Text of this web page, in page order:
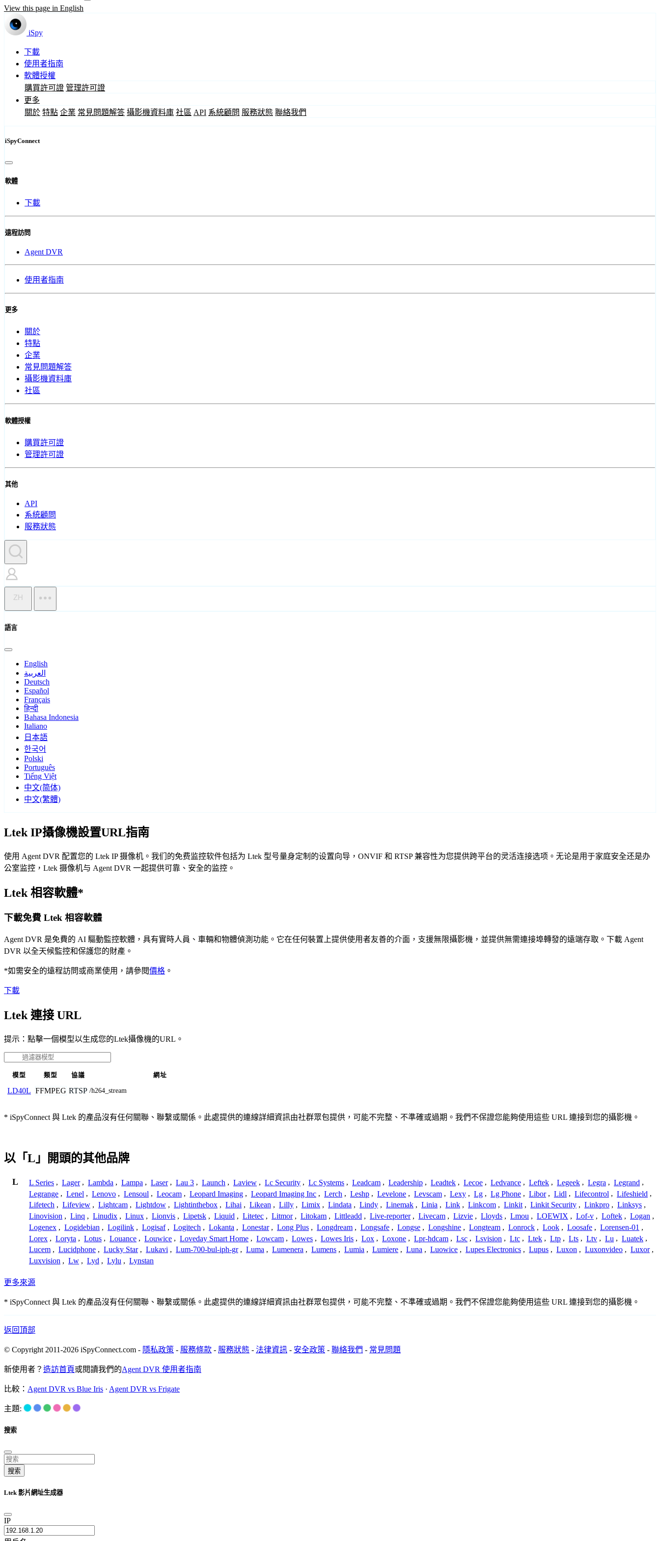
View this page in English
iSpy
下載
使用者指南
軟體授權
購買許可證 管理許可證
更多
關於 特點 企業 常見問題解答 攝影機資料庫 社區 API 系統顧問 服務狀態 聯絡我們
iSpyConnect
軟體
下載
遠程訪問
Agent DVR
使用者指南
更多
關於
特點
企業
常見問題解答
攝影機資料庫
社區
軟體授權
購買許可證
管理許可證
其他
API
系統顧問
服務狀態
ZH
語言
English
العربية
Deutsch
Español
Français
हिन्दी
Bahasa Indonesia
Italiano
日本語
한국어
Polski
Português
Tiếng Việt
中文(简体)
中文(繁體)
Ltek IP攝像機設置URL指南
使用 Agent DVR 配置您的 Ltek IP 摄像机。我们的免费监控软件包括为 Ltek 型号量身定制的设置向导，ONVIF 和 RTSP 兼容性为您提供跨平台的灵活连接选项。无论是用于家庭安全还是办
公室监控，Ltek 摄像机与 Agent DVR 一起提供可靠、安全的监控。
Ltek 相容軟體*
下載免費 Ltek 相容軟體
Agent DVR 是免費的 AI 驅動監控軟體，具有實時人員、車輛和物體偵測功能。它在任何裝置上提供使用者友善的介面，支援無限攝影機，並提供無需連接埠轉發的遠端存取。下載 Agent
DVR 以全天候監控和保護您的財產。
*如需安全的遠程訪問或商業使用，請參閱價格 。
下載
Ltek 連接 URL
提示：點擊一個模型以生成您的Ltek攝像機的URL。
模型 類型 協議 網址
LD40L FFMPEG RTSP /h264_stream
* iSpyConnect 與 Ltek 的產品沒有任何關聯、聯繫或關係。此處提供的連線詳細資訊由社群眾包提供，可能不完整、不準確或過期。我們不保證您能夠使用這些 URL 連接到您的攝影機。
以「L」開頭的其他品牌
L L Series , Lager , Lambda , Lampa , Laser , Lau 3 , Launch , Laview , Lc Security , Lc Systems , Leadcam , Leadership , Leadtek , Lecoe , Ledvance , Leftek , Legeek , Legra , Legrand ,
Legrange , Lenel , Lenovo , Lensoul , Leocam , Leopard Imaging , Leopard Imaging Inc , Lerch , Leshp , Levelone , Levscam , Lexy , Lg , Lg Phone , Libor , Lidl , Lifecontrol , Lifeshield ,
Lifetech , Lifeview , Lightcam , Lightdow , Lightinthebox , Lihai , Likean , Lilly , Limix , Lindata , Lindy , Linemak , Linia , Link , Linkcom , Linkit , Linkit Security , Linkpro , Linksys ,
Linovision , Linq , Linudix , Linux , Lionvis , Lipetsk , Liquid , Litetec , Litmor , Litokam , Littleadd , Live-reporter , Livecam , Lizvie , Lloyds , Lmou , LOEWIX , Lof-v , Loftek , Logan ,
Logenex , Logidebian , Logilink , Logisaf , Logitech , Lokanta , Lonestar , Long Plus , Longdream , Longsafe , Longse , Longshine , Longteam , Lonrock , Look , Loosafe , Lorensen-01 ,
Lorex , Loryta , Lotus , Louance , Louwice , Loveday Smart Home , Lowcam , Lowes , Lowes Iris , Lox , Loxone , Lpr-hdcam , Lsc , Lsvision , Ltc , Ltek , Ltp , Lts , Ltv , Lu , Luatek ,
Lucem , Lucidphone , Lucky Star , Lukavi , Lum-700-bul-iph-gr , Luma , Lumenera , Lumens , Lumia , Lumiere , Luna , Luowice , Lupes Electronics , Lupus , Luxon , Luxonvideo , Luxor ,
Luxvision , Lw , Lyd , Lylu , Lynstan
更多來源
* iSpyConnect 與 Ltek 的產品沒有任何關聯、聯繫或關係。此處提供的連線詳細資訊由社群眾包提供，可能不完整、不準確或過期。我們不保證您能夠使用這些 URL 連接到您的攝影機。
返回頂部
© Copyright 2011-2026 iSpyConnect.com - 隱私政策 - 服務條款 - 服務狀態 - 法律資訊 - 安全政策 - 聯絡我們 - 常見問題
新使用者？ 造訪首頁或閱讀我們的Agent DVR 使用者指南
比較： Agent DVR vs Blue Iris · Agent DVR vs Frigate
主題:
搜索
搜索
Ltek 影片網址生成器
IP